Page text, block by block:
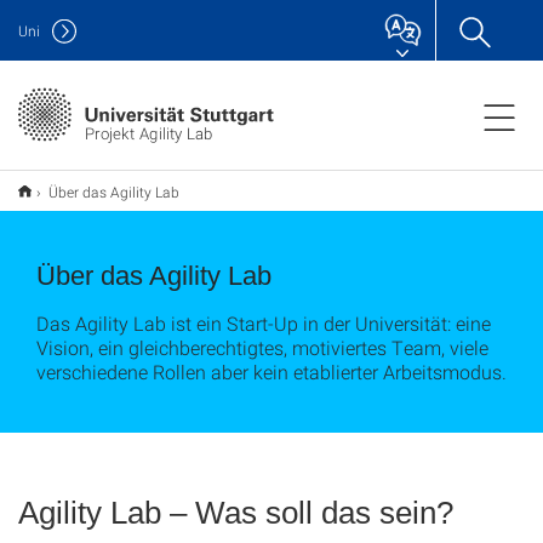
Projekt Agility Lab
Uni
Über das Agility Lab
Über das Agility Lab
Das Agility Lab ist ein Start-Up in der Universität: eine
Vision, ein gleichberechtigtes, motiviertes Team, viele
verschiedene Rollen aber kein etablierter Arbeitsmodus.
Agility Lab – Was soll das sein?